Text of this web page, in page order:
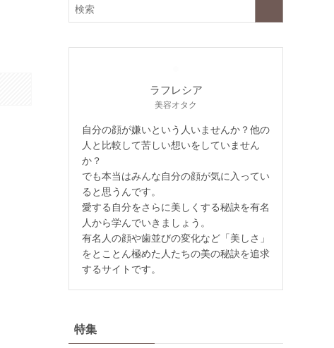
ラフレシア
美容オタク
自分の顔が嫌いという人いませんか？他の
人と比較して苦しい想いをしていません
か？
でも本当はみんな自分の顔が気に入ってい
ると思うんです。
愛する自分をさらに美しくする秘訣を有名
人から学んでいきましょう。
有名人の顔や歯並びの変化など「美しさ」
をとことん極めた人たちの美の秘訣を追求
するサイトです。
特集